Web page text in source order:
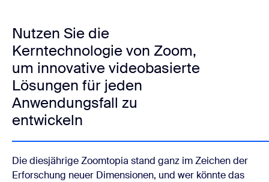
Nutzen Sie die
Kerntechnologie von Zoom,
um innovative videobasierte
Lösungen für jeden
Anwendungsfall zu
entwickeln
Die diesjährige Zoomtopia stand ganz im Zeichen der
Erforschung neuer Dimensionen, und wer könnte das